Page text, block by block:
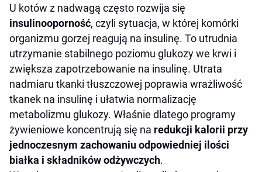
U kotów z nadwagą często rozwija się
insulinooporność, czyli sytuacja, w której komórki
organizmu gorzej reagują na insulinę. To utrudnia
utrzymanie stabilnego poziomu glukozy we krwi i
zwiększa zapotrzebowanie na insulinę. Utrata
nadmiaru tkanki tłuszczowej poprawia wrażliwość
tkanek na insulinę i ułatwia normalizację
metabolizmu glukozy. Właśnie dlatego programy
żywieniowe koncentrują się na redukcji kalorii przy
jednoczesnym zachowaniu odpowiedniej ilości
białka i składników odżywczych.